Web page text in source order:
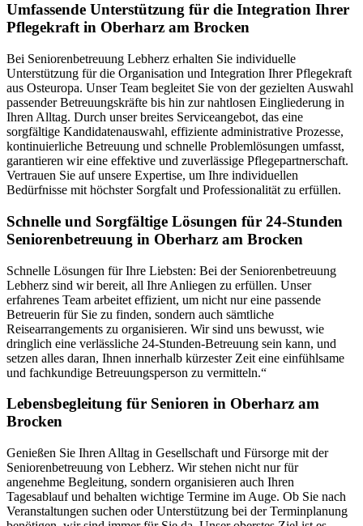
Umfassende Unterstützung für die Integration Ihrer
Pflegekraft in Oberharz am Brocken
Bei Seniorenbetreuung Lebherz erhalten Sie individuelle
Unterstützung für die Organisation und Integration Ihrer Pflegekraft
aus Osteuropa. Unser Team begleitet Sie von der gezielten Auswahl
passender Betreuungskräfte bis hin zur nahtlosen Eingliederung in
Ihren Alltag. Durch unser breites Serviceangebot, das eine
sorgfältige Kandidatenauswahl, effiziente administrative Prozesse,
kontinuierliche Betreuung und schnelle Problemlösungen umfasst,
garantieren wir eine effektive und zuverlässige Pflegepartnerschaft.
Vertrauen Sie auf unsere Expertise, um Ihre individuellen
Bedürfnisse mit höchster Sorgfalt und Professionalität zu erfüllen.
Schnelle und Sorgfältige Lösungen für 24-Stunden
Seniorenbetreuung in Oberharz am Brocken
Schnelle Lösungen für Ihre Liebsten: Bei der Seniorenbetreuung
Lebherz sind wir bereit, all Ihre Anliegen zu erfüllen. Unser
erfahrenes Team arbeitet effizient, um nicht nur eine passende
Betreuerin für Sie zu finden, sondern auch sämtliche
Reisearrangements zu organisieren. Wir sind uns bewusst, wie
dringlich eine verlässliche 24-Stunden-Betreuung sein kann, und
setzen alles daran, Ihnen innerhalb kürzester Zeit eine einfühlsame
und fachkundige Betreuungsperson zu vermitteln.“
Lebensbegleitung für Senioren in Oberharz am
Brocken
Genießen Sie Ihren Alltag in Gesellschaft und Fürsorge mit der
Seniorenbetreuung von Lebherz. Wir stehen nicht nur für
angenehme Begleitung, sondern organisieren auch Ihren
Tagesablauf und behalten wichtige Termine im Auge. Ob Sie nach
Veranstaltungen suchen oder Unterstützung bei der Terminplanung